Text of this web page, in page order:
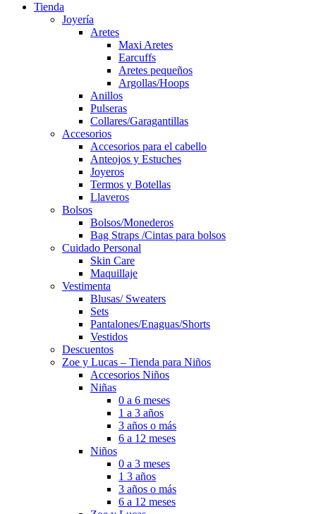
Tienda
Joyería
Aretes
Maxi Aretes
Earcuffs
Aretes pequeños
Argollas/Hoops
Anillos
Pulseras
Collares/Garagantillas
Accesorios
Accesorios para el cabello
Anteojos y Estuches
Joyeros
Termos y Botellas
Llaveros
Bolsos
Bolsos/Monederos
Bag Straps /Cintas para bolsos
Cuidado Personal
Skin Care
Maquillaje
Vestimenta
Blusas/ Sweaters
Sets
Pantalones/Enaguas/Shorts
Vestidos
Descuentos
Zoe y Lucas – Tienda para Niños
Accesorios Niños
Niñas
0 a 6 meses
1 a 3 años
3 años o más
6 a 12 meses
Niños
0 a 3 meses
1 3 años
3 años o más
6 a 12 meses